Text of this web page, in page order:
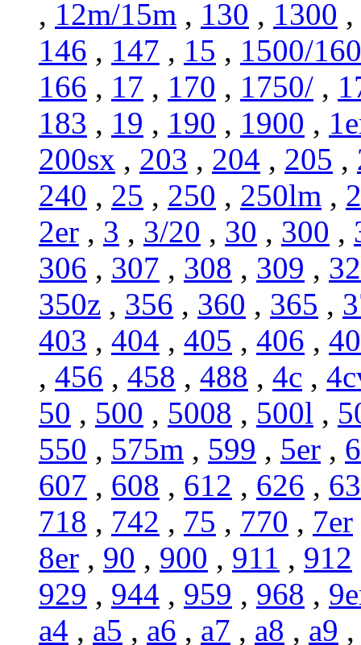
, 12m/15m , 130 , 1300 ,
146 , 147 , 15 , 1500/
166 , 17 , 170 , 1750/ ,
183 , 19 , 190 , 1900 ,
200sx , 203 , 204 , 205 ,
240 , 25 , 250 , 250lm ,
2er , 3 , 3/20 , 30 , 300 ,
306 , 307 , 308 , 309 ,
350z , 356 , 360 , 365 ,
403 , 404 , 405 , 406 ,
, 456 , 458 , 488 , 4c ,
50 , 500 , 5008 , 500l ,
550 , 575m , 599 , 5er , 6
607 , 608 , 612 , 626 , 63
718 , 742 , 75 , 770 , 7er
8er , 90 , 900 , 911 , 912
929 , 944 , 959 , 968 ,
a4 , a5 , a6 , a7 , a8 , a9